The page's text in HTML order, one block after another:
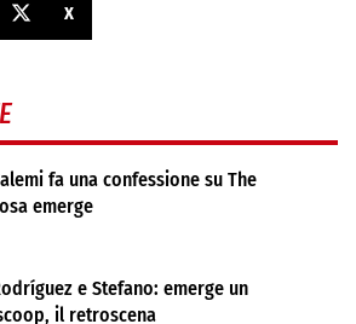
X
fa una confessione su The
emerge
e Stefano: emerge un
il retroscena